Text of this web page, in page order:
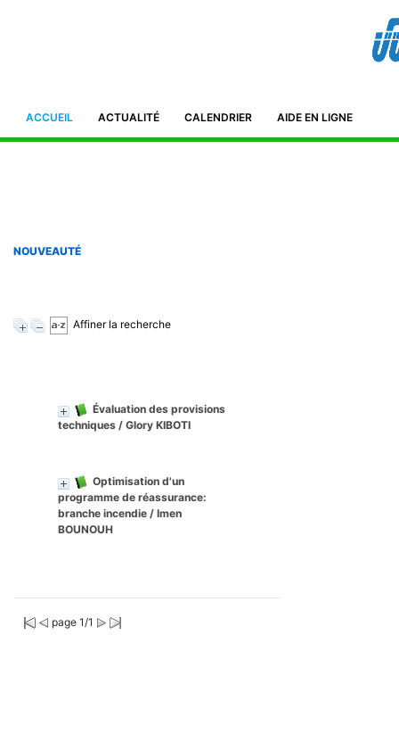
NOUVEAUTÉ
Affiner la recherche
Évaluation des provisions
techniques / Glory KIBOTI
Optimisation d'un
programme de réassurance:
branche incendie / Imen
BOUNOUH
page 1/1
ACCUEIL ACTUALITÉ CALENDRIER AIDE EN LIGNE